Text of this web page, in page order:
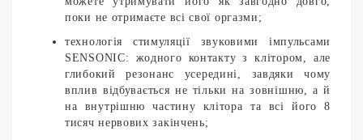
поки не отримаєте всі свої оргазми;
технологія стимуляції звуковими імпульсами
SENSONIC: жодного контакту з клітором, але
глибокий резонанс усередині, завдяки чому
вплив відбувається не тільки на зовнішню, а й
на внутрішню частину клітора та всі його 8
тисяч нервових закінчень;